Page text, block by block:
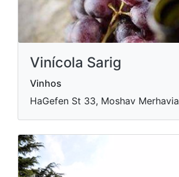
Vinícola Sarig
Vinhos
HaGefen St 33, Moshav Merhavia